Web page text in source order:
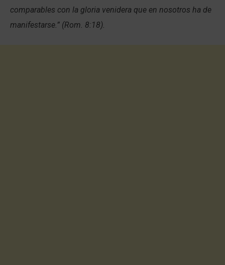
comparables con la gloria venidera que en nosotros ha de
manifestarse.” (Rom. 8:18).